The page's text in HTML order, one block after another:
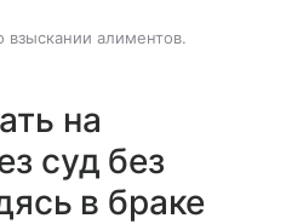
взыскании алиментов.
на
суд без
в браке